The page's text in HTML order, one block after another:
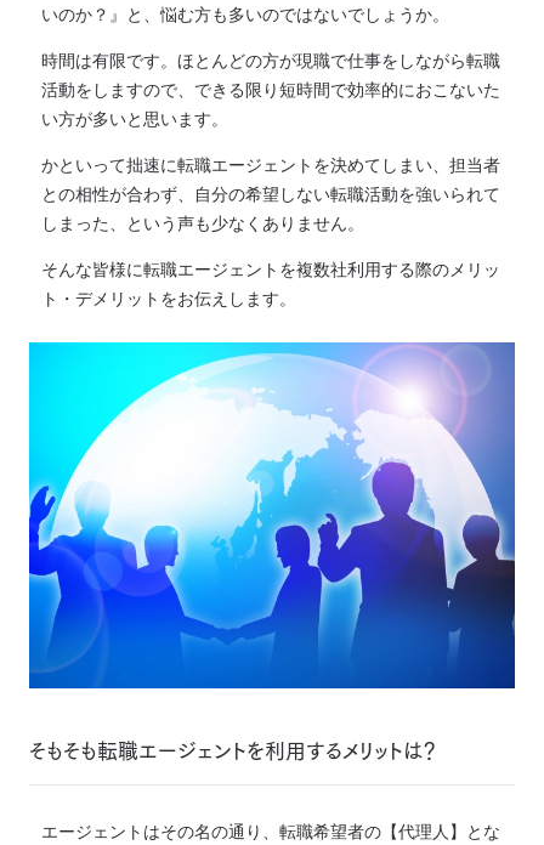
いのか？』と、悩む方も多いのではないでしょうか。
時間は有限です。ほとんどの方が現職で仕事をしながら転職
活動をしますので、できる限り短時間で効率的におこないた
い方が多いと思います。
かといって拙速に転職エージェントを決めてしまい、担当者
との相性が合わず、自分の希望しない転職活動を強いられて
しまった、という声も少なくありません。
そんな皆様に転職エージェントを複数社利用する際のメリッ
ト・デメリットをお伝えします。
そもそも転職エージェントを利用するメリットは？
エージェントはその名の通り、転職希望者の【代理人】とな